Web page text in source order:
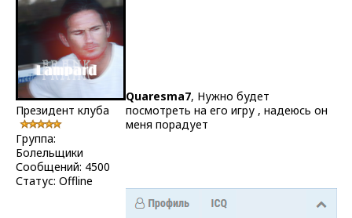
Президент клуба
Группа:
Болельщики
Сообщений: 4500
Статус: Offline
Quaresma7, Нужно будет
посмотреть на его игру , надеюсь он
меня порадует